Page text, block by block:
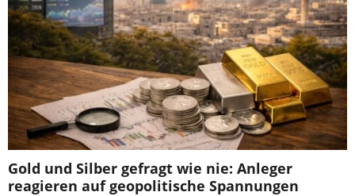
Gold und Silber gefragt wie nie: Anleger
reagieren auf geopolitische Spannungen